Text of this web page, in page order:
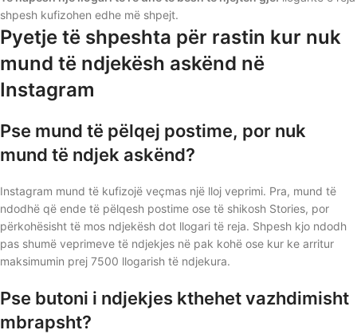
shpesh kufizohen edhe më shpejt.
Pyetje të shpeshta për rastin kur nuk
mund të ndjekësh askënd në
Instagram
Pse mund të pëlqej postime, por nuk
mund të ndjek askënd?
Instagram mund të kufizojë veçmas një lloj veprimi. Pra, mund të
ndodhë që ende të pëlqesh postime ose të shikosh Stories, por
përkohësisht të mos ndjekësh dot llogari të reja. Shpesh kjo ndodh
pas shumë veprimeve të ndjekjes në pak kohë ose kur ke arritur
maksimumin prej 7500 llogarish të ndjekura.
Pse butoni i ndjekjes kthehet vazhdimisht
mbrapsht?